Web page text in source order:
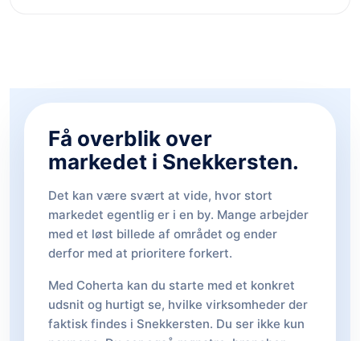
Få overblik over
markedet i Snekkersten.
Det kan være svært at vide, hvor stort
markedet egentlig er i en by. Mange arbejder
med et løst billede af området og ender
derfor med at prioritere forkert.
Med Coherta kan du starte med et konkret
udsnit og hurtigt se, hvilke virksomheder der
faktisk findes i Snekkersten. Du ser ikke kun